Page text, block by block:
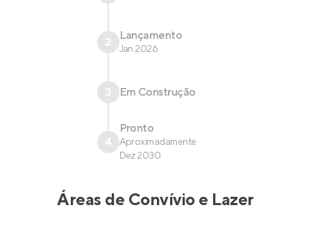
2 Lançamento
Jan 2026
3 Em Construção
4
Pronto
Aproximadamente
Dez 2030
Áreas de Convívio e Lazer